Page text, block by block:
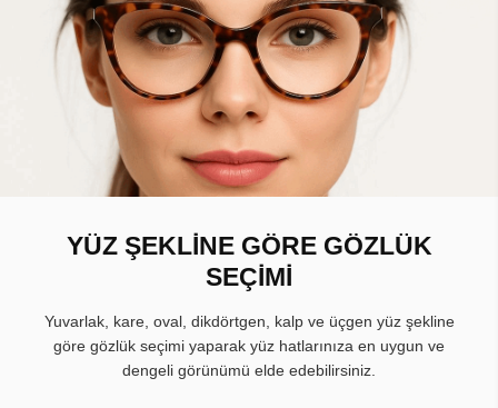
YÜZ ŞEKLİNE GÖRE GÖZLÜK
SEÇİMİ
Yuvarlak, kare, oval, dikdörtgen, kalp ve üçgen yüz şekline
göre gözlük seçimi yaparak yüz hatlarınıza en uygun ve
dengeli görünümü elde edebilirsiniz.